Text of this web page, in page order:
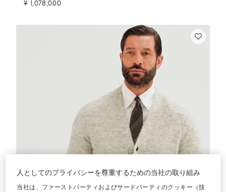
¥ 1,078,000
人としてのプライバシーを尊重するための当社の取り組み
当社は、ファーストパーティおよびサードパーティのクッキー（技